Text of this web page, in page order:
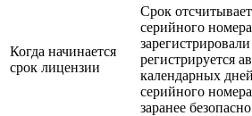
Когда начинается
срок лицензии
Срок
серийного
регистрируется
календарных
серийного
заранее